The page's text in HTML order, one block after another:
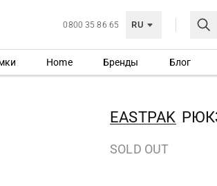
0800 35 86 65 RU
СОЗДАТЬ
Home Бренды Блог
EASTPAK
SOLD OUT